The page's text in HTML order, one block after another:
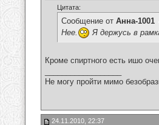
Цитата:
Сообщение от Анна-1001
Нее.
Я держусь в
Кроме спиртного есть ишо
Не могу пройти мимо
24.11.2010, 22:37